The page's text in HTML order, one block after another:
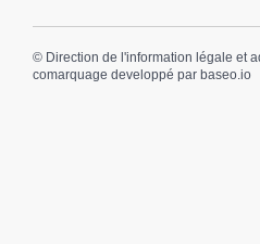
© Direction de l'information légale et
comarquage developpé par baseo.io